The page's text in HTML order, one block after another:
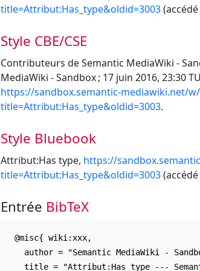
title=Attribut:Has_type&oldid=3003
Style CBE/CSE
Contributeurs de Semantic MediaWiki -
MediaWiki - Sandbox ; 17 juin 2016, 23:30
https://sandbox.semantic-mediawiki.net/
title=Attribut:Has_type&oldid=3003.
Style Bluebook
Attribut:Has type, https://
title=Attribut:Has_type&oldid=3003
Entrée BibTeX